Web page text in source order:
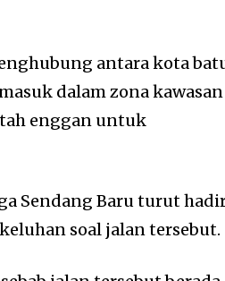
antara kota
dalam zona kawasan
enggan untuk
Sendang Baru turut
soal jalan tersebut.